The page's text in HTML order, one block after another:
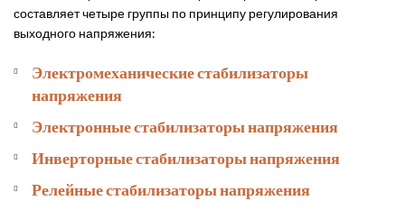
составляет четыре группы по принципу регулирования
выходного напряжения:
Электромеханические стабилизаторы
напряжения
Электронные стабилизаторы напряжения
Инверторные стабилизаторы напряжения
Релейные стабилизаторы напряжения